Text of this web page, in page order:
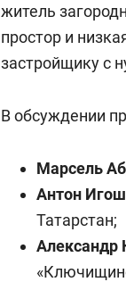
житель
простор и
застройщику с
В обсуждении
Марсель
Антон
Татарстан;
Александр